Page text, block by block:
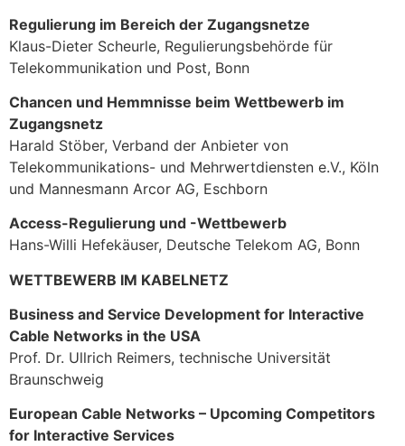
Regulierung im Bereich der Zugangsnetze
Klaus-Dieter Scheurle, Regulierungsbehörde für
Telekommunikation und Post, Bonn
Chancen und Hemmnisse beim Wettbewerb im
Zugangsnetz
Harald Stöber, Verband der Anbieter von
Telekommunikations- und Mehrwertdiensten e.V., Köln
und Mannesmann Arcor AG, Eschborn
Access-Regulierung und -Wettbewerb
Hans-Willi Hefekäuser, Deutsche Telekom AG, Bonn
WETTBEWERB IM KABELNETZ
Business and Service Development for Interactive
Cable Networks in the USA
Prof. Dr. Ullrich Reimers, technische Universität
Braunschweig
European Cable Networks – Upcoming Competitors
for Interactive Services